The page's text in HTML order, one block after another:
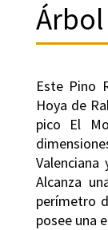
Este Pino
Hoya de
pico El
Alcanza
perímetro
posee una